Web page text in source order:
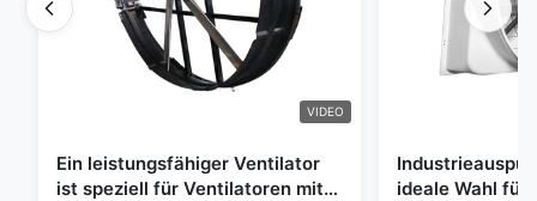
VIDEO
Ein leistungsfähiger Ventilator
ist speziell für Ventilatoren mit
ideale Wahl für